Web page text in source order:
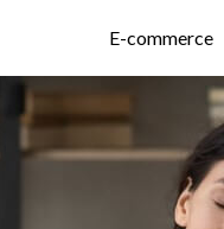
E-commerce